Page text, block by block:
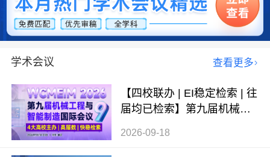
学术会议 查看更多
【四校联办 | EI稳定检索 | 往
届均已检索】第九届机械工
2026-09-18